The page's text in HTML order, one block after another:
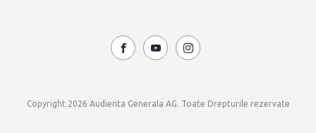
Copyright 2026 Audienta Generala AG. Toate Drepturile rezervate